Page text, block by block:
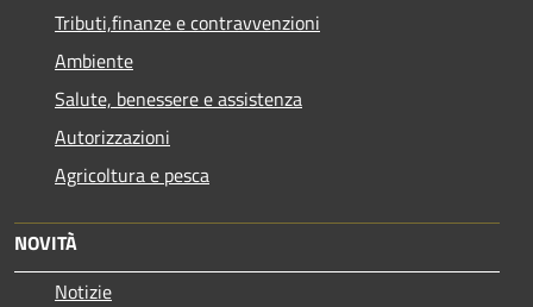
Tributi,finanze e contravvenzioni
Ambiente
Salute, benessere e assistenza
Autorizzazioni
Agricoltura e pesca
NOVITÀ
Notizie